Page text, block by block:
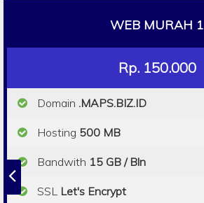
WEB MURAH 1
Rp. 150.000
Domain .MAPS.BIZ.ID
Hosting 500 MB
Bandwith 15 GB / Bln
SSL Let's Encrypt